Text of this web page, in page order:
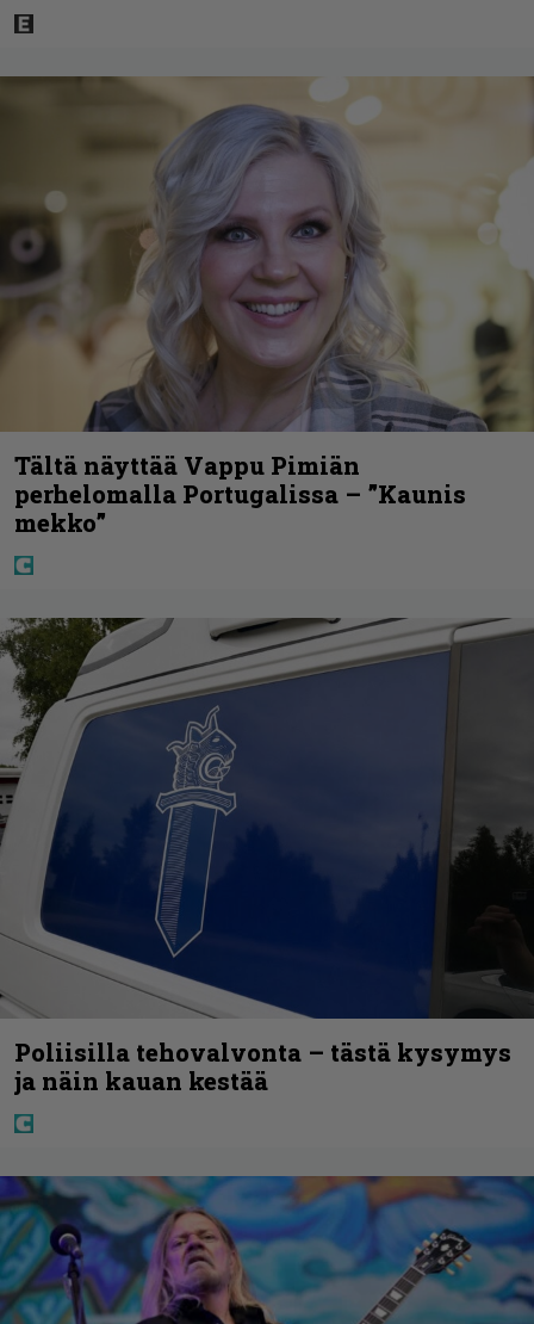
Tältä näyttää Vappu Pimiän
perhelomalla Portugalissa – ”Kaunis
mekko”
Poliisilla tehovalvonta – tästä kysymys
ja näin kauan kestää